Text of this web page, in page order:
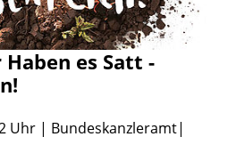
es Satt -
Uhr | Bundeskanzleramt|